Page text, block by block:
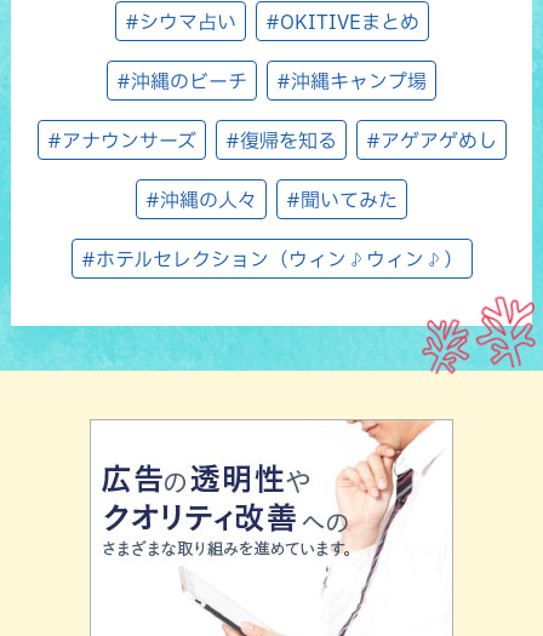
#シウマ占い #OKITIVEまとめ
#沖縄のビーチ #沖縄キャンプ場
#アナウンサーズ #復帰を知る #アゲアゲめし
#沖縄の人々 #聞いてみた
#ホテルセレクション（ウィン♪ウィン♪）